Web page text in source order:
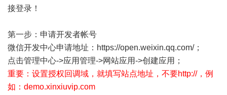
接登录！
第一步：申请开发者帐号
微信开发中心申请地址： https://open.weixin.qq.com/；
点击管理中心->应用管理->网站应用->创建应用；
重要：设置授权回调域，就填写站点地址，不要http://，例
如：demo.xinxiuvip.com